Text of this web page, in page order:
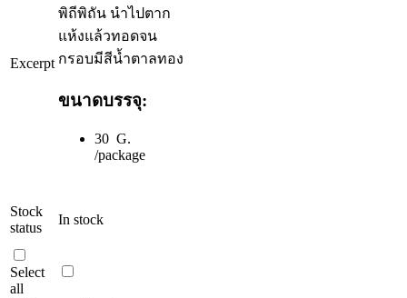
Excerpt
พิถีพิถัน นำไปตาก
แห้งแล้วทอดจน
กรอบมีสีน้ำตาลทอง
ขนาดบรรจุ:
30 G.
/package
Stock
status
In stock
Select
all